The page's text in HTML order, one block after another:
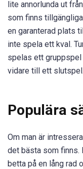
lite annorlunda ut
som finns
en garanterad plats
inte spela ett kval.
spelas ett gruppspel
vidare till ett slutspel.
Populära
Om man är
det bästa som finns.
betta på en lång rad